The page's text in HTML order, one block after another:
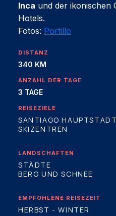
Inca und der ikonischen
Hotels.
Fotos: Portillo
DISTANZ
340 KM
ANZAHL DER TAGE
3 TAGE
REISEZIELE
SANTIAGO HAUPTSTADT
SKIZENTREN
LANDSCHAFTEN
STÄDTE
BERG UND SCHNEE
EMPFOHLENE REISEZEIT
HERBST - WINTER